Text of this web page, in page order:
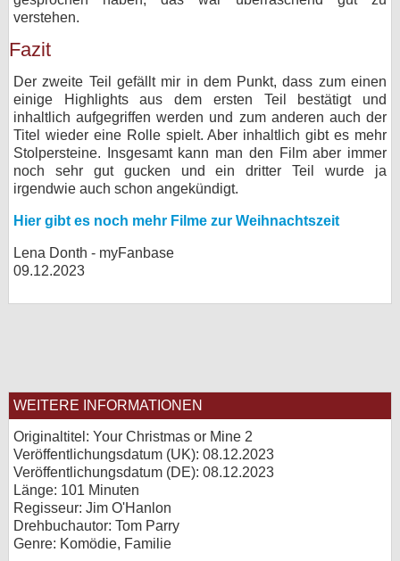
verstehen.
Fazit
Der zweite Teil gefällt mir in dem Punkt, dass zum einen
einige Highlights aus dem ersten Teil bestätigt und
inhaltlich aufgegriffen werden und zum anderen auch der
Titel wieder eine Rolle spielt. Aber inhaltlich gibt es mehr
Stolpersteine. Insgesamt kann man den Film aber immer
noch sehr gut gucken und ein dritter Teil wurde ja
irgendwie auch schon angekündigt.
Hier gibt es noch mehr Filme zur Weihnachtszeit
Lena Donth - myFanbase
09.12.2023
WEITERE INFORMATIONEN
Originaltitel: Your Christmas or Mine 2
Veröffentlichungsdatum (UK): 08.12.2023
Veröffentlichungsdatum (DE): 08.12.2023
Länge: 101 Minuten
Regisseur: Jim O'Hanlon
Drehbuchautor: Tom Parry
Genre: Komödie, Familie